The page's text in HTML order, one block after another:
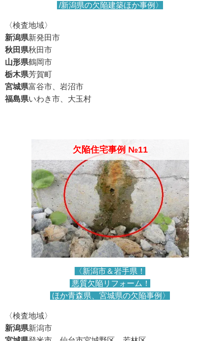
/新潟県の欠陥建築ほか事例〉
〈検査地域〉
新潟県新発田市
秋田県秋田市
山形県鶴岡市
栃木県芳賀町
宮城県富谷市、岩沼市
福島県いわき市、大玉村
欠陥住宅事例 №11
〈新潟市＆岩手県！
悪質欠陥リフォーム！
ほか青森県、宮城県の欠陥事例〉
〈検査地域〉
新潟県新潟市